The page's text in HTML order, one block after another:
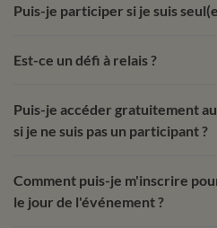
Puis-je participer si je suis
Est-ce un défi à relais ?
Puis-je accéder gratuitement
si je ne suis pas un participant ?
Comment puis-je m'inscrire
le jour de l'événement ?